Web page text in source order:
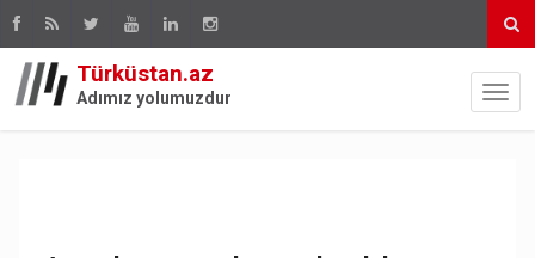
Türküstan.az
Adımız yolumuzdur